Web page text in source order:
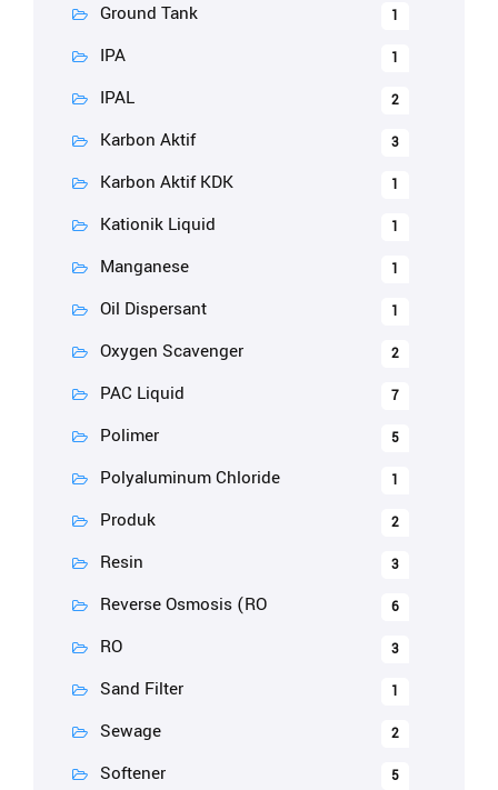
Ground Tank 1
IPA 1
IPAL 2
Karbon Aktif 3
Karbon Aktif KDK 1
Kationik Liquid 1
Manganese 1
Oil Dispersant 1
Oxygen Scavenger 2
PAC Liquid 7
Polimer 5
Polyaluminum Chloride 1
Produk 2
Resin 3
Reverse Osmosis (RO 6
RO 3
Sand Filter 1
Sewage 2
Softener 5